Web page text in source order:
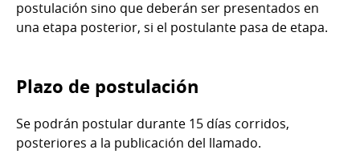
postulación sino que deberán ser presentados en
una etapa posterior, si el postulante pasa de etapa.
Plazo de postulación
Se podrán postular durante 15 días corridos,
posteriores a la publicación del llamado.